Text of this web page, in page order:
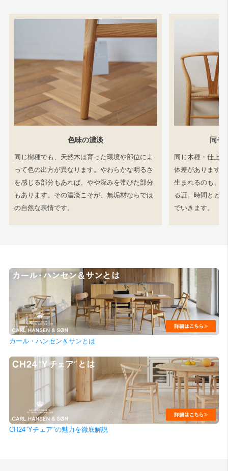
色味の濃淡
同じ樹種でも、天然木は育った環境や部位によ
って色の出方が異なります。やわらかな明るさ
を感じる部分もあれば、やや深みを帯びた部分
もあります。その濃淡こそが、無垢材ならでは
の自然な表情です。
同モ
同じ木種・仕上
体差があります
生まれるのも、
る証。時間とと
でいきます。
カール・ハンセン＆サンとは
CH24"Yチェア"の魅力を徹底解説